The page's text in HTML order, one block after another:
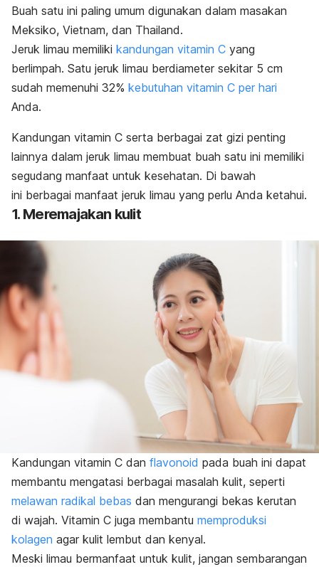
Buah satu ini paling umum digunakan dalam masakan
Meksiko, Vietnam, dan Thailand.
Jeruk limau memiliki kandungan vitamin C yang
berlimpah. Satu jeruk limau berdiameter sekitar 5 cm
sudah memenuhi 32% kebutuhan vitamin C per hari
Anda.
Kandungan vitamin C serta berbagai zat gizi penting
lainnya dalam jeruk limau membuat buah satu ini memiliki
segudang manfaat untuk kesehatan. Di bawah
ini berbagai manfaat jeruk limau yang perlu Anda ketahui.
1. Meremajakan kulit
Kandungan vitamin C dan flavonoid pada buah ini dapat
membantu mengatasi berbagai masalah kulit, seperti
melawan radikal bebas dan mengurangi bekas kerutan
di wajah. Vitamin C juga membantu memproduksi
kolagen agar kulit lembut dan kenyal.
Meski limau bermanfaat untuk kulit, jangan sembarangan